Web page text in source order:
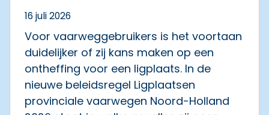
16 juli 2026
Voor vaarweggebruikers is het voortaan
duidelijker of zij kans maken op een
ontheffing voor een ligplaats. In de
nieuwe beleidsregel Ligplaatsen
provinciale vaarwegen Noord-Holland